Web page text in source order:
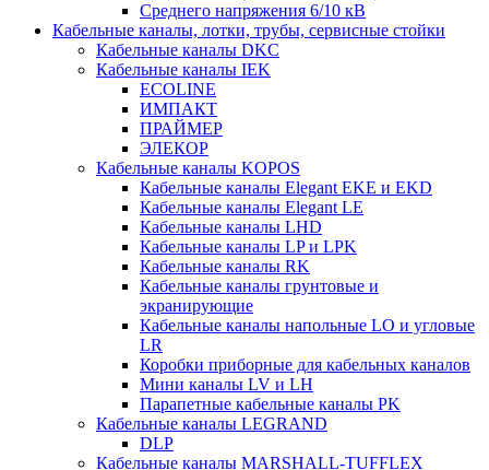
Среднего напряжения 6/10 кВ
Кабельные каналы, лотки, трубы, сервисные стойки
Кабельные каналы DKC
Кабельные каналы IEK
ECOLINE
ИМПАКТ
ПРАЙМЕР
ЭЛЕКОР
Кабельные каналы KOPOS
Кабельные каналы Elegant EKE и EKD
Кабельные каналы Elegant LE
Кабельные каналы LHD
Кабельные каналы LP и LPK
Кабельные каналы RK
Кабельные каналы грунтовые и
экранирующие
Кабельные каналы напольные LO и угловые
LR
Коробки приборные для кабельных каналов
Мини каналы LV и LH
Парапетные кабельные каналы PK
Кабельные каналы LEGRAND
DLP
Кабельные каналы MARSHALL-TUFFLEX